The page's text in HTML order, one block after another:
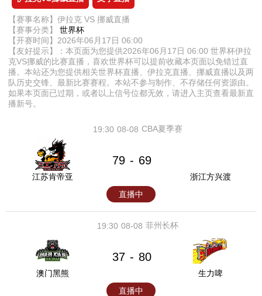
【赛事名称】伊拉克 VS 挪威直播
【赛事分类】 世界杯
【开赛时间】2026年06月17日 06:00
【友好提示】：本页面为您提供2026年06月17日 06:00 世界杯伊拉
克VS挪威的比赛直播，喜欢世界杯可以提前收藏本页面以免错过直
播。本站还为您提供相关世界杯直播、伊拉克直播、挪威直播以及两
队历史交锋、最新比赛赛程。本站不参与制作、不存储任何资源由。
如果本页面已过期，或者以上信号位都无效，请进入主页查看最新直
播新号。
08-08
19:30 CBA夏季赛
江苏肯帝亚
79 - 69
浙江方兴渡
直播中
08-08
19:30 菲州长杯
澳门黑熊
37 - 80
生力啤
直播中